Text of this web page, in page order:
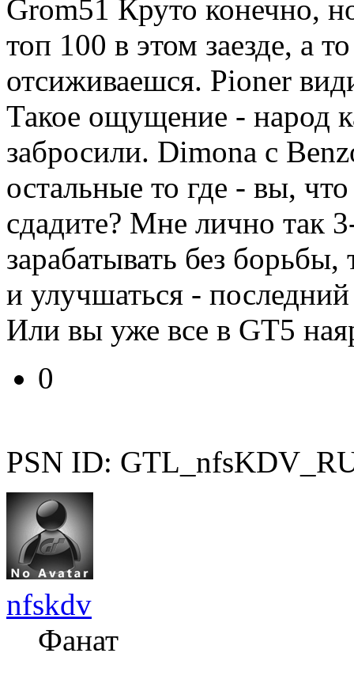
Grom51 Круто конечно,
топ 100 в этом заезде, а
отсиживаешся. Pioner
Такое ощущение - народ
забросили. Dimona c
остальные то где - вы,
сдадите? Мне лично так
зарабатывать без
и улучшаться -
Или вы уже все в GT5
0
PSN ID:
nfskdv
Фанат